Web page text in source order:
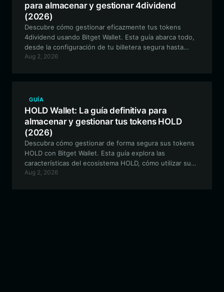
para almacenar y gestionar 4dividend
(2026)
Descubre cómo gestionar eficazmente tus tokens
4dividend usando Bitget Wallet. Esta guía abarca todo,
desde la configuración de tu billetera segura hasta
cómo participar en el ecosistema único de
Aug 2, 2026
GUÍA
HOLD Wallet: La guía definitiva para
almacenar y gestionar tus tokens HOLD
(2026)
Descubra cómo gestionar de forma segura sus tokens
HOLD con Bitget Wallet. Esta guía explora las
características del ecosistema HOLD, cómo utilizar sus
mecanismos de dividendos y por qué Bitget Wallet es la
Aug 2, 2026